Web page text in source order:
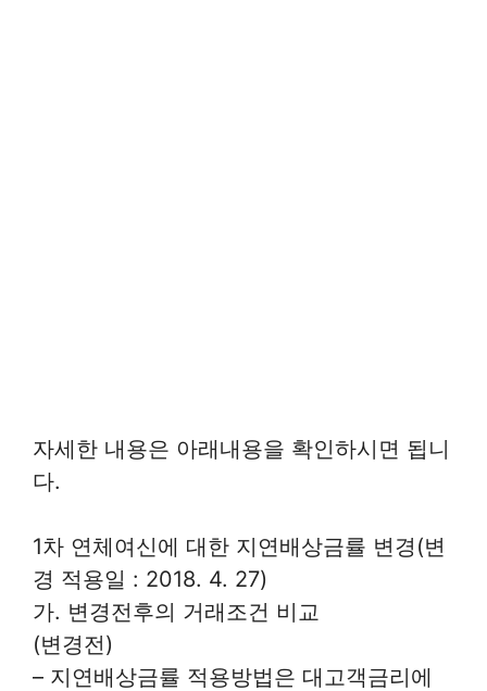
자세한 내용은 아래내용을 확인하시면 됩니
다.
1차 연체여신에 대한 지연배상금률 변경(변
경 적용일 : 2018. 4. 27)
가. 변경전후의 거래조건 비교
(변경전)
– 지연배상금률 적용방법은 대고객금리에